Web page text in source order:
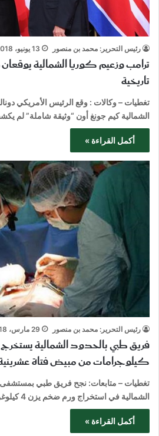
رئيس التحرير: محمد بن منصور 13 يونيو، 2018
ترامب وزعيم كوريا الشمالية
تاريخية
تغطيات – وكالات : وقع الرئيس الأمريكي
الشمالية كيم جونغ أون “وثيقة شاملة” لم
أكمل القراءة »
رئيس التحرير: محمد بن منصور 29 مارس، 2018
كيلوجرامات من مبيض فتاة
تغطيات – متابعات: نجح فريق طبي بمستشفى
الشمالية في استخراج ورم ضخم يزن 4 كيلوغرامات وبحجم 30.20…
أكمل القراءة »